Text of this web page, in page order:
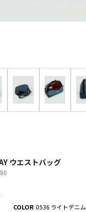
ウエストバッグ
COLOR 0536 ライトデニム